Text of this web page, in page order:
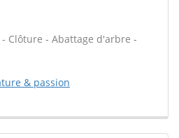
Clôture - Abattage d'arbre -
& passion